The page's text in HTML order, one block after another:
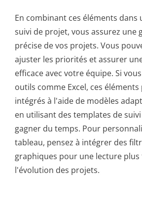
En combinant ces éléments dans
suivi de projet, vous assurez une
précise de vos projets. Vous
ajuster les priorités et assurer
efficace avec votre équipe. Si
outils comme Excel, ces
intégrés à l'aide de modèles
en utilisant des templates de
gagner du temps. Pour
tableau, pensez à intégrer des
graphiques pour une lecture plus
l'évolution des projets.